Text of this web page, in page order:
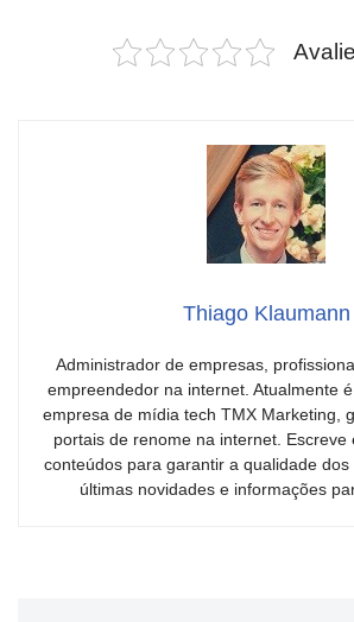
Thiago Klaumann
Administrador de empresas,
empreendedor na internet. Atualmente
empresa de mídia tech TMX Marketing,
portais de renome na internet. Escreve
conteúdos para garantir a qualidade
últimas novidades e informações